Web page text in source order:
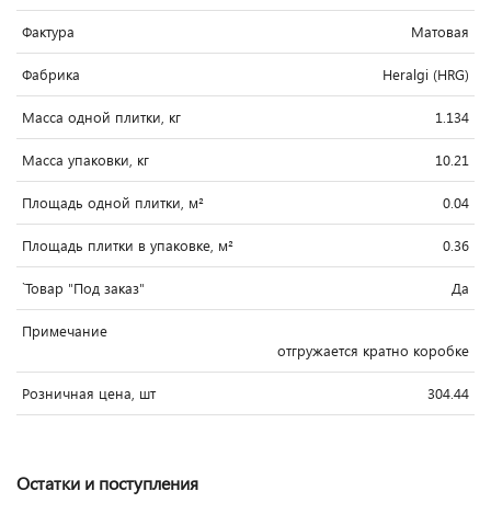
Фактура Матовая
Фабрика Heralgi (HRG)
Масса одной плитки, кг 1.134
Масса упаковки, кг 10.21
Площадь одной плитки, м² 0.04
Площадь плитки в упаковке, м² 0.36
`Товар "Под заказ" Да
Примечание
отгружается кратно коробке
Розничная цена, шт 304.44
Остатки и поступления